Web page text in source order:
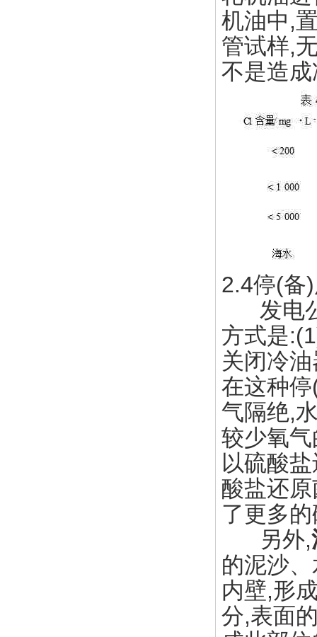
机油中,
管试样,
不是造
2.4停(备
发电公
方式是
关闭冷
在这种
气隔绝,
较少氧
以硫酸
酸盐还
了更多
另外,
的泥沙
内壁,形
分,表面